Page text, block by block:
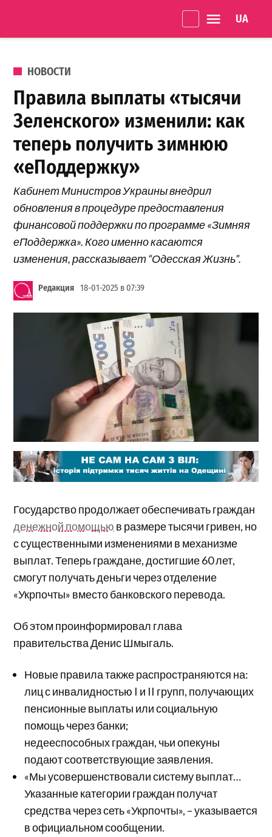
життя
ОПУБЛИКОВАНО В
НОВОСТИ
Правила выплаты «тысячи
Зеленского» изменили: как
теперь получить зимнюю
«еПоддержку»
Кабинет Министров Украины внедрил
обновления в процедуре предоставления
финансовой поддержки по программе «Зимняя
еПоддержка». Кого именно касаются
изменения, рассказывает “Одесская Жизнь”.
Редакция 18-01-2025 в 07:39
Государство продолжает обеспечивать граждан
денежной помощью в размере тысячи гривен, но
с существенными изменениями в механизме
выплат. Теперь граждане, достигшие 60 лет,
смогут получать деньги через отделение
«Укрпочты» вместо банковского перевода.
Об этом проинформировал глава
правительства Денис Шмыгаль.
Новые правила также распространяются на:
лиц с инвалидностью I и II групп, получающих
пенсионные выплаты или социальную
помощь через банки;
недееспособных граждан, чьи опекуны
подают соответствующие заявления.
«Мы усовершенствовали систему выплат…
Указанные категории граждан получат
средства через сеть «Укрпочты», – указывается
в официальном сообщении.